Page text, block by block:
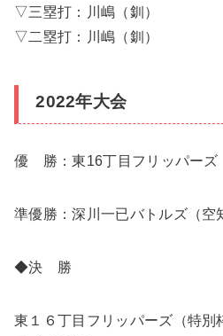
▽三塁打：川嶋（釧）
▽二塁打：川嶋（釧）
2022年大会
優 勝：東16丁目フリッパーズ
準優勝：深川一已バトルズ（空
◆決 勝
東１６丁目フリッパーズ（特別